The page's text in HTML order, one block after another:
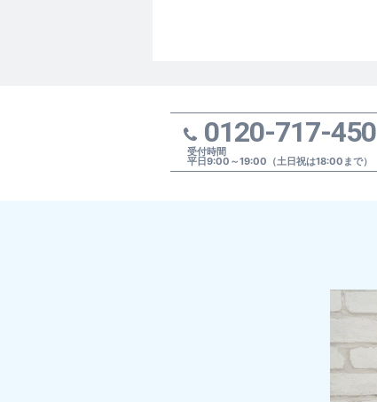
0120-717-450
受付時間
平日9:00～19:00（土日祝は18:00まで）